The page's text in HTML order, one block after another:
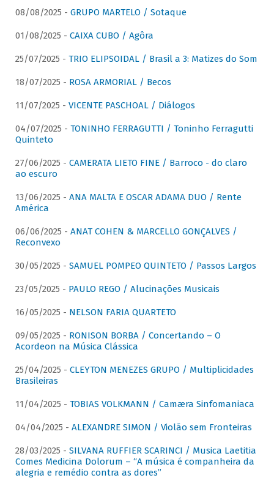
08/08/2025 - GRUPO MARTELO / Sotaque
01/08/2025 - CAIXA CUBO / Agôra
25/07/2025 - TRIO ELIPSOIDAL / Brasil a 3: Matizes do Som
18/07/2025 - ROSA ARMORIAL / Becos
11/07/2025 - VICENTE PASCHOAL / Diálogos
04/07/2025 - TONINHO FERRAGUTTI / Toninho Ferragutti
Quinteto
27/06/2025 - CAMERATA LIETO FINE / Barroco - do claro
ao escuro
13/06/2025 - ANA MALTA E OSCAR ADAMA DUO / Rente
América
06/06/2025 - ANAT COHEN & MARCELLO GONÇALVES /
Reconvexo
30/05/2025 - SAMUEL POMPEO QUINTETO / Passos Largos
23/05/2025 - PAULO REGO / Alucinações Musicais
16/05/2025 - NELSON FARIA QUARTETO
09/05/2025 - RONISON BORBA / Concertando – O
Acordeon na Música Clássica
25/04/2025 - CLEYTON MENEZES GRUPO / Multiplicidades
Brasileiras
11/04/2025 - TOBIAS VOLKMANN / Camæra Sinfomaniaca
04/04/2025 - ALEXANDRE SIMON / Violão sem Fronteiras
28/03/2025 - SILVANA RUFFIER SCARINCI / Musica Laetitia
Comes Medicina Dolorum – “A música é companheira da
alegria e remédio contra as dores”